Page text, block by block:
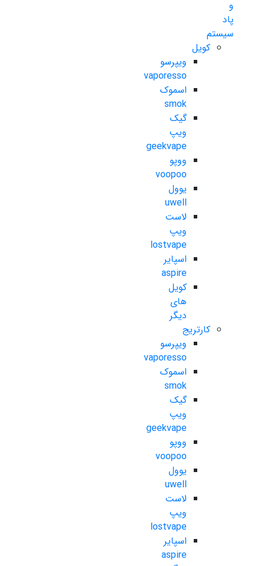
و
پاد
سیستم
کویل
ویپرسو
vaporesso
اسموک
smok
گیک
ویپ
geekvape
ووپو
voopoo
یوول
uwell
لاست
ویپ
lostvape
اسپایر
aspire
کویل
های
دیگر
کارتریج
ویپرسو
vaporesso
اسموک
smok
گیک
ویپ
geekvape
ووپو
voopoo
یوول
uwell
لاست
ویپ
lostvape
اسپایر
aspire